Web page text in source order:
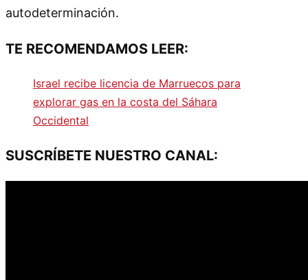
autodeterminación.
TE RECOMENDAMOS LEER:
Israel recibe licencia de Marruecos para
explorar gas en la costa del Sáhara
Occidental
SUSCRÍBETE NUESTRO CANAL: